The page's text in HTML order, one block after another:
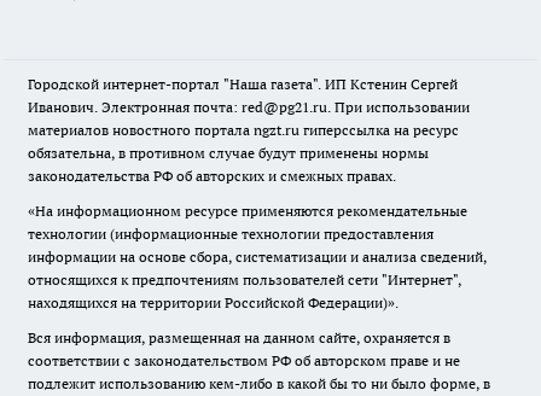
Городской интернет-портал "Наша газета". ИП Кстенин Сергей
Иванович. Электронная почта: red@pg21.ru. При использовании
материалов новостного портала ngzt.ru гиперссылка на ресурс
обязательна, в противном случае будут применены нормы
законодательства РФ об авторских и смежных правах.
«На информационном ресурсе применяются рекомендательные
технологии (информационные технологии предоставления
информации на основе сбора, систематизации и анализа сведений,
относящихся к предпочтениям пользователей сети "Интернет",
находящихся на территории Российской Федерации)».
Вся информация, размещенная на данном сайте, охраняется в
соответствии с законодательством РФ об авторском праве и не
подлежит использованию кем-либо в какой бы то ни было форме, в